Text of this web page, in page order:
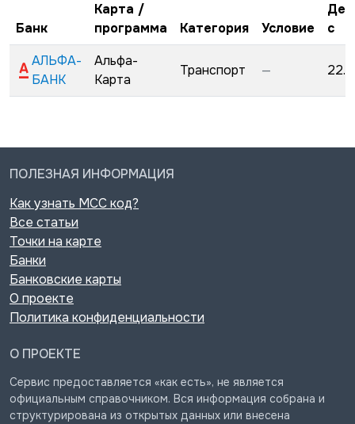
Банк
Карта /
программа
Категория Условие
с
АЛЬФА-
БАНК
Альфа-
Карта
Транспорт —
ПОЛЕЗНАЯ ИНФОРМАЦИЯ
Как узнать MCC код?
Все статьи
Точки на карте
Банки
Банковские карты
О проекте
Политика конфиденциальности
О ПРОЕКТЕ
Сервис предоставляется «как есть», не является
официальным справочником. Вся информация собрана и
структурирована из открытых данных или внесена